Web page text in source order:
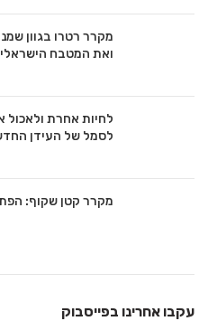
מקרר רטרו בגוון
ואת המטבח הישראלי
לחיות אחרת
לסמל של העידן
מקרר קטן שקוף:
עקבו אחרינו בפייסבוק